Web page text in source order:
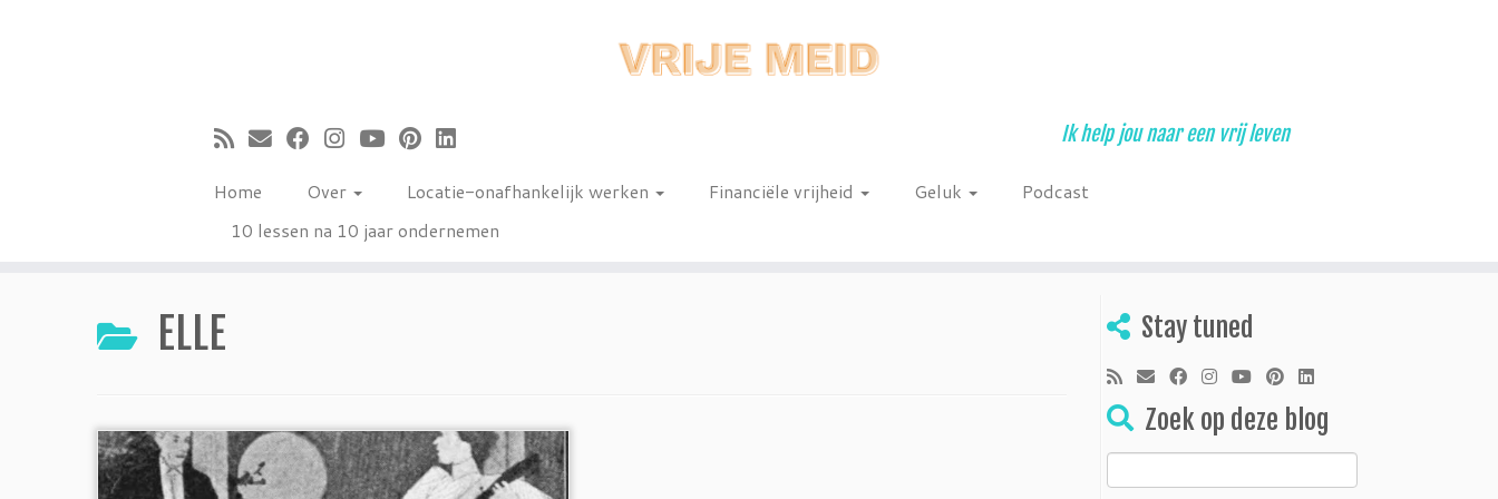
Ik help jou naar een vrij leven
Home Over Locatie-onafhankelijk werken Financiële vrijheid Geluk
Podcast
10 lessen na 10 jaar ondernemen
ELLE Stay tuned
Zoek op deze blog
Zoeken
naar: